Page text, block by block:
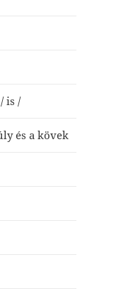
is /
és a kövek